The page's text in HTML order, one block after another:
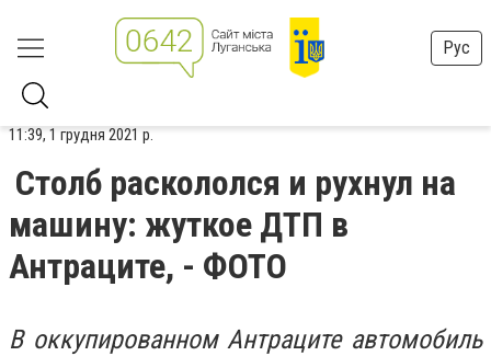
Рус
11:39, 1 грудня 2021 р.
Столб раскололся и рухнул на
машину: жуткое ДТП в
Антраците, - ФОТО
В оккупированном Антраците автомобиль